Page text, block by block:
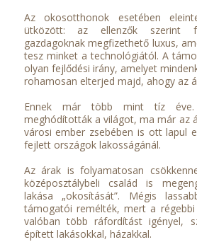
Az okosotthonok esetében
ütközött: az ellenzők szerint
gazdagoknak megfizethető luxus,
tesz minket a technológiától. A
olyan fejlődési irány, amelyet
rohamosan elterjed majd, ahogy az
Ennek már több mint tíz éve.
meghódították a világot, ma már az
városi ember zsebében is ott lapul
fejlett országok lakosságánál.
Az árak is folyamatosan
középosztálybeli család is
lakása „okosítását”. Mégis
támogatói remélték, mert a régebbi
valóban több ráfordítást igényel,
épített lakásokkal, házakkal.